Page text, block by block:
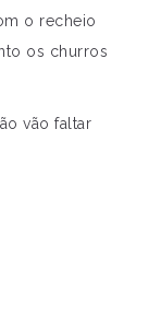
o recheio
os churros
vão faltar